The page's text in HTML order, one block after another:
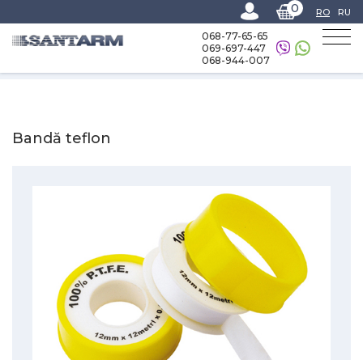
0 RO RU
068-77-65-65
069-697-447
068-944-007
Bandă teflon
Bandă teflon